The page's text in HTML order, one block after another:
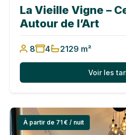
La Vieille Vigne –
Autour de l’Art
8 4 2129 m²
Voir les
À partir de 71 € / nuit